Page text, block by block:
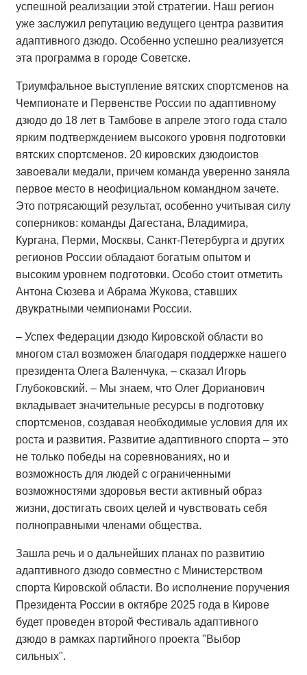
успешной реализации этой стратегии. Наш регион
уже заслужил репутацию ведущего центра развития
адаптивного дзюдо. Особенно успешно реализуется
эта программа в городе Советске.
Триумфальное выступление вятских спортсменов на
Чемпионате и Первенстве России по адаптивному
дзюдо до 18 лет в Тамбове в апреле этого года стало
ярким подтверждением высокого уровня подготовки
вятских спортсменов. 20 кировских дзюдоистов
завоевали медали, причем команда уверенно заняла
первое место в неофициальном командном зачете.
Это потрясающий результат, особенно учитывая силу
соперников: команды Дагестана, Владимира,
Кургана, Перми, Москвы, Санкт-Петербурга и других
регионов России обладают богатым опытом и
высоким уровнем подготовки. Особо стоит отметить
Антона Сюзева и Абрама Жукова, ставших
двукратными чемпионами России.
– Успех Федерации дзюдо Кировской области во
многом стал возможен благодаря поддержке нашего
президента Олега Валенчука, – сказал Игорь
Глубоковский. – Мы знаем, что Олег Дорианович
вкладывает значительные ресурсы в подготовку
спортсменов, создавая необходимые условия для их
роста и развития. Развитие адаптивного спорта – это
не только победы на соревнованиях, но и
возможность для людей с ограниченными
возможностями здоровья вести активный образ
жизни, достигать своих целей и чувствовать себя
полноправными членами общества.
Зашла речь и о дальнейших планах по развитию
адаптивного дзюдо совместно с Министерством
спорта Кировской области. Во исполнение поручения
Президента России в октябре 2025 года в Кирове
будет проведен второй Фестиваль адаптивного
дзюдо в рамках партийного проекта "Выбор
сильных".